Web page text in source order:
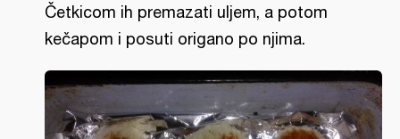
Četkicom ih premazati uljem, a potom
kečapom i posuti origano po njima.